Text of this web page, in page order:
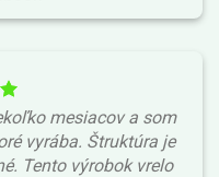
mesiacov a som
vyrába. Štruktúra je
Tento výrobok vrelo